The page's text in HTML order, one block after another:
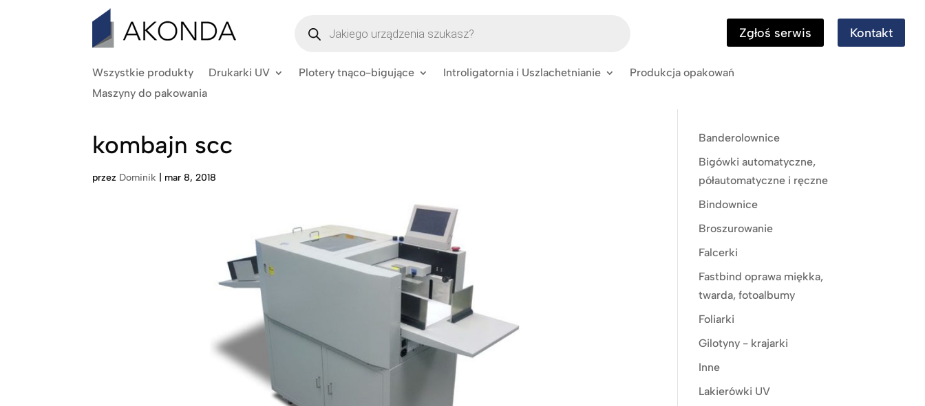
produktów
Zgłoś serwis Kontakt
Wszystkie produkty Drukarki UV Plotery tnąco-bigujące Introligatornia i Uszlachetnianie
Produkcja opakowań
Maszyny do pakowania
kombajn scc
przez Dominik mar 8, 2018
Banderolownice
Bigówki automatyczne,
półautomatyczne i ręczne
Bindownice
Broszurowanie
Falcerki
Fastbind oprawa miękka,
twarda, fotoalbumy
Foliarki
Gilotyny - krajarki
Inne
Lakierówki UV